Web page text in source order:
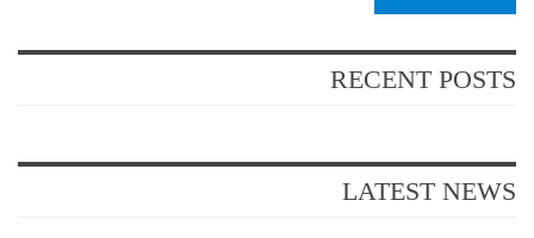
RECENT POSTS
LATEST NEWS